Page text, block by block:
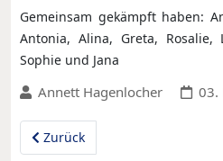
Gemeinsam gekämpft haben:
Antonia, Alina, Greta, Rosalie,
Sophie und Jana
Annett Hagenlocher 03.
Vorheriger Beitrag: wJD: SG
Zurück